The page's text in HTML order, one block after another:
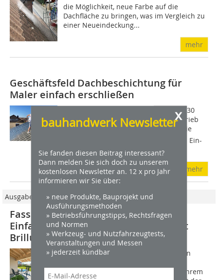
x
bauhandwerk Newsletter
Sie fanden diesen Beitrag interessant?
Dann melden Sie sich doch zu unserem
kostenlosen Newsletter an. 12 x pro Jahr
informieren wir Sie über:
» neue Produkte, Bauprojekt und
Ausführungsmethoden
» Betriebsführungstipps, Rechtsfragen
und Normen
» Werkzeug- und Nutzfahrzeugtests,
Veranstaltungen und Messen
» jederzeit kündbar
die Möglichkeit, neue Farbe auf die
Dachfläche zu bringen, was im Vergleich zu
einer Neueindeckung...
mehr
Geschäftsfeld Dachbeschichtung für
Maler einfach erschließen
Bis 2019 führte Jürgen Busch den vor 30
Jahren gegründeten Malermeisterbetrieb
alleine  doch irgendwann überstieg die
Anzahl der Aufträge die Kapazität des Ein-
Mann-Unternehmens. Fortan...
mehr
Ausgabe 03/2024
Fassade und Dachuntersicht eines
Einfamilienhauses in Hauzenberg mit
Brillux-Farben gestaltet
Natürliche Farbtöne mit einem sanften
Hauzenberg von Evelyn Unfried und ihrem